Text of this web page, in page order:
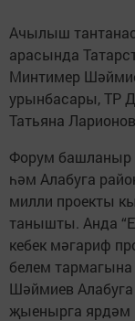
Ачылыш
арасында
Минтимер
урынбасары, ТР
Татьяна
Форум башланыр
һәм Алабуга
милли проекты
танышты. Анда
кебек мәгариф
белем тармагына
Шәймиев
җыенырга ярдәм